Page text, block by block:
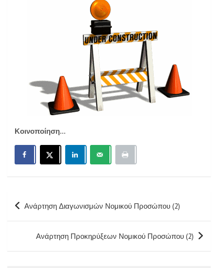
Κοινοποίηση...
Πλοήγηση
άρθρων
Ανάρτηση Διαγωνισμών Νομικού Προσώπου (2)
Ανάρτηση Προκηρύξεων Νομικού Προσώπου (2)